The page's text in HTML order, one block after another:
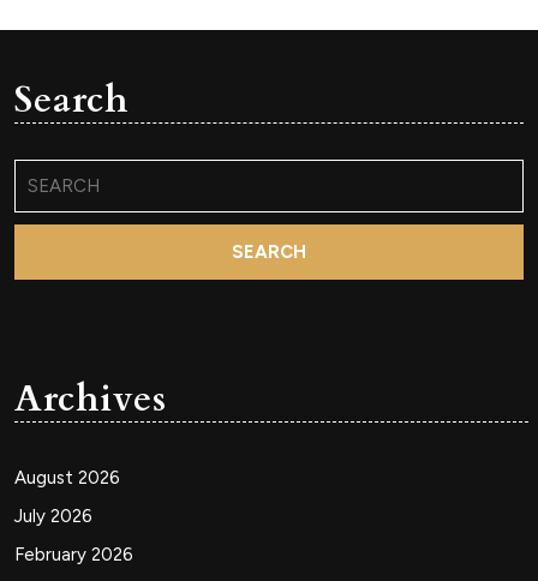
Search
for:
Archives
August 2026
July 2026
February 2026